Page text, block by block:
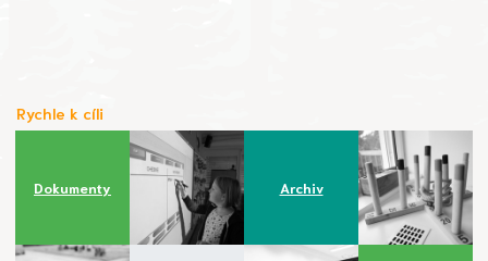
Rychle k cíli
Dokumenty Archiv